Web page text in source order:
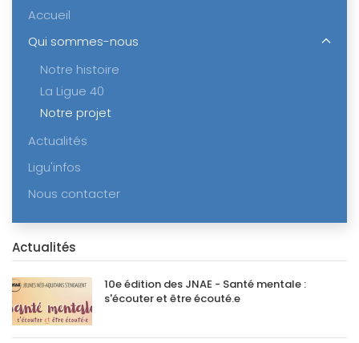
Accueil
Qui sommes-nous
Notre histoire
La Ligue 40
Notre projet
Actualités
Ligu'infos
Nous contacter
Actualités
10e édition des JNAE - Santé mentale :
s'écouter et être écouté.e